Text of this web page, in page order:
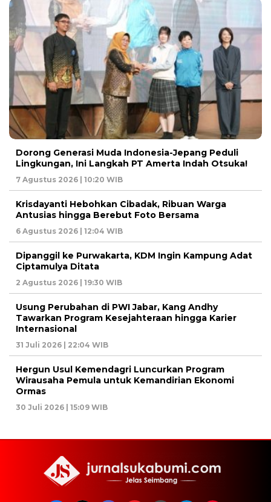
Dorong Generasi Muda Indonesia-Jepang Peduli
Lingkungan, Ini Langkah PT Amerta Indah Otsuka!
7 Agustus 2026 | 10:20 WIB
Krisdayanti Hebohkan Cibadak, Ribuan Warga
Antusias hingga Berebut Foto Bersama
6 Agustus 2026 | 12:04 WIB
Dipanggil ke Purwakarta, KDM Ingin Kampung Adat
Ciptamulya Ditata
2 Agustus 2026 | 19:30 WIB
Usung Perubahan di PWI Jabar, Kang Andhy
Tawarkan Program Kesejahteraan hingga Karier
Internasional
31 Juli 2026 | 22:04 WIB
Hergun Usul Kemendagri Luncurkan Program
Wirausaha Pemula untuk Kemandirian Ekonomi
Ormas
30 Juli 2026 | 15:09 WIB